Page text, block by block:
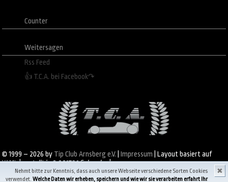
Counter
Weitersagen
Rss Feed
👍 T.C.A. bei Facebook↷
© 1999 – 2026 by Tip Club Arnsberg e.V. Impressum | Layout basiert auf
YAML|erstellt in 0.001786 Sekunden|
Nehmt bitte zur Kenntnis, dass auch unsere Webseite verschiedene Sorten Cookies
verwendet. Welche Daten wir erheben, speichern und wie wir sie verarbeiten erfahrt Ihr
✖